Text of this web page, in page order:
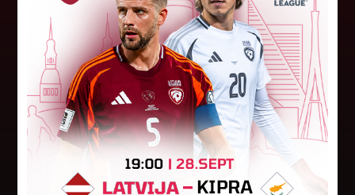
Jūlijā par labāko "LuckyBet" SFL
atzīta Keita Zviedre
Par "LuckyBet" Sieviešu futbola līgas jūnija
labāko spēlētāju atzīta FS "Metta" spēlētāja
Keita Zviedre. Uzvarētāja tika noskaidrota
balsojumā, kurā tika apkopotas...
06. augusts 2026.